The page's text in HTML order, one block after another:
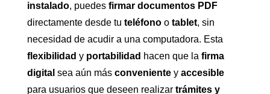
instalado, puedes firmar documentos PDF
directamente desde tu teléfonoo tablet, sin
necesidad de acudir a una computadora. Esta
flexibilidad y portabilidad hacen que la firma
digital sea aún más convenientey accesible
para usuarios que deseen realizar trámites y